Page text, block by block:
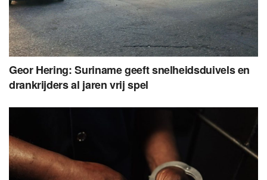
Geor Hering: Suriname geeft snelheidsduivels en
drankrijders al jaren vrij spel